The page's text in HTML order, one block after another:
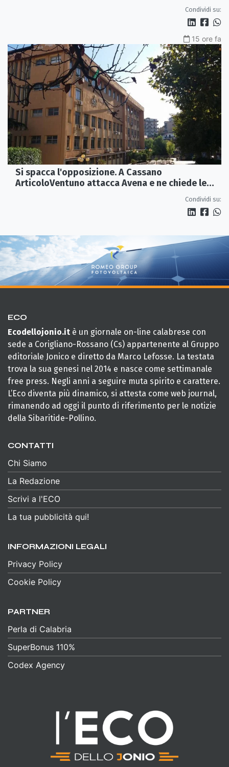
Condividi su:
15 ore fa
Si spacca l'opposizione. A Cassano
ArticoloVentuno attacca Avena e ne chiede le
Condividi su:
ECO
Ecodellojonio.it è un giornale on-line calabrese con
sede a Corigliano-Rossano (Cs) appartenente al Gruppo
editoriale Jonico e diretto da Marco Lefosse. La testata
trova la sua genesi nel 2014 e nasce come settimanale
free press. Negli anni a seguire muta spirito e carattere.
L’Eco diventa più dinamico, si attesta come web journal,
rimanendo ad oggi il punto di riferimento per le notizie
della Sibaritide-Pollino.
CONTATTI
Chi Siamo
La Redazione
Scrivi a l'ECO
La tua pubblicità qui!
INFORMAZIONI LEGALI
Privacy Policy
Cookie Policy
PARTNER
Perla di Calabria
SuperBonus 110%
Codex Agency